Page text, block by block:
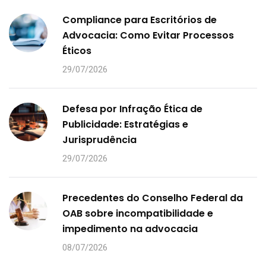
Compliance para Escritórios de
Advocacia: Como Evitar Processos
Éticos
29/07/2026
Defesa por Infração Ética de
Publicidade: Estratégias e
Jurisprudência
29/07/2026
Precedentes do Conselho Federal da
OAB sobre incompatibilidade e
impedimento na advocacia
08/07/2026